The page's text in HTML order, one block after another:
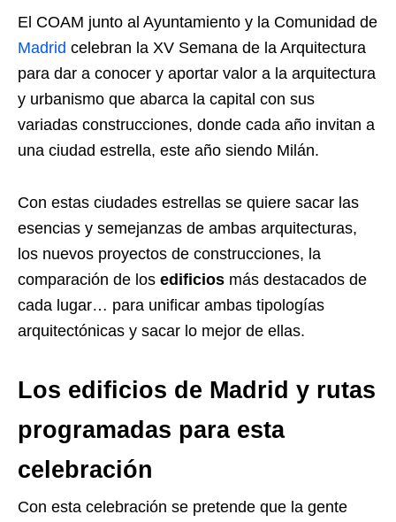
El COAM junto al Ayuntamiento y la Comunidad de
Madrid celebran la XV Semana de la Arquitectura
para dar a conocer y aportar valor a la arquitectura
y urbanismo que abarca la capital con sus
variadas construcciones, donde cada año invitan a
una ciudad estrella, este año siendo Milán.
Con estas ciudades estrellas se quiere sacar las
esencias y semejanzas de ambas arquitecturas,
los nuevos proyectos de construcciones, la
comparación de los edificios más destacados de
cada lugar… para unificar ambas tipologías
arquitectónicas y sacar lo mejor de ellas.
Los edificios de Madrid y rutas
programadas para esta
celebración
Con esta celebración se pretende que la gente